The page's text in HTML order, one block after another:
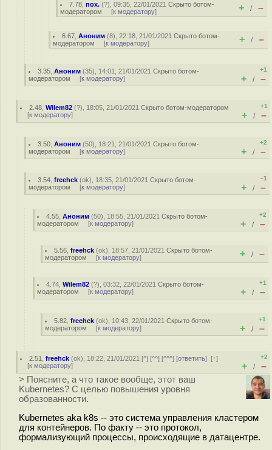
7.78 ,пох. (?), 09:35, 22/01/2021Скрыто ботом-
модератором [к модератору] + / –
6.67 ,Аноним (8), 22:18, 21/01/2021Скрыто ботом-
модератором [к модератору] + / –
3.35 ,Аноним (35), 14:01, 21/01/2021Скрыто ботом-
модератором [к модератору]
+1
+ / –
2.48 ,Wilem82 (?), 18:05, 21/01/2021Скрыто ботом-модератором
[к модератору]
+1
+ / –
3.50 ,Аноним (50), 18:21, 21/01/2021Скрыто ботом-
модератором [к модератору]
+2
+ / –
3.54 ,freehck (ok), 18:35, 21/01/2021Скрыто ботом-
модератором [к модератору]
–1
+ / –
4.55 ,Аноним (50), 18:55, 21/01/2021Скрыто ботом-
модератором [к модератору]
+2
+ / –
5.56 ,freehck (ok), 18:57, 21/01/2021Скрыто ботом-
модератором [к модератору] + / –
4.74 ,Wilem82 (?), 03:32, 22/01/2021Скрыто ботом-
модератором [к модератору]
+1
+ / –
5.82 ,freehck (ok), 10:43, 22/01/2021Скрыто ботом-
модератором [к модератору]
+1
+ / –
2.51 ,freehck (ok), 18:22, 21/01/2021 [^] [^^] [^^^] [ответить][↑]
[к модератору]
+2
+ / –
> Поясните, а что такое вообще, этот ваш
Kubernetes? С целью повышения уровня
образованности.
Kubernetes aka k8s -- это система управления кластером
для контейнеров. По факту -- это протокол,
формализующий процессы, происходящие в датацентре.